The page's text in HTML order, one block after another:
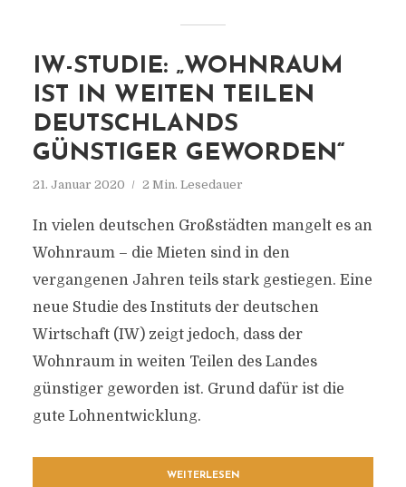
IW-STUDIE: „WOHNRAUM
IST IN WEITEN TEILEN
DEUTSCHLANDS
GÜNSTIGER GEWORDEN“
21. Januar 2020 2 Min. Lesedauer
In vielen deutschen Großstädten mangelt es an
Wohnraum – die Mieten sind in den
vergangenen Jahren teils stark gestiegen. Eine
neue Studie des Instituts der deutschen
Wirtschaft (IW) zeigt jedoch, dass der
Wohnraum in weiten Teilen des Landes
günstiger geworden ist. Grund dafür ist die
gute Lohnentwicklung.
WEITERLESEN